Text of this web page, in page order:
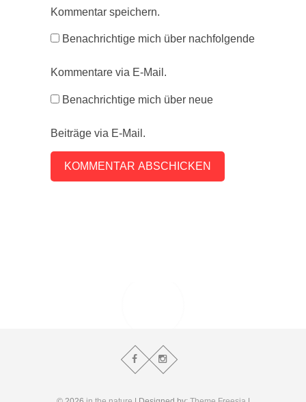
Kommentar speichern.
Benachrichtige mich über nachfolgende
Kommentare via E-Mail.
Benachrichtige mich über neue
Beiträge via E-Mail.